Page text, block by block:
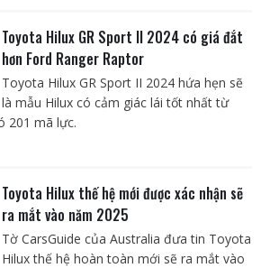
Toyota Hilux GR Sport II 2024 có giá đắt
hơn Ford Ranger Raptor
Toyota Hilux GR Sport II 2024 hứa hẹn sẽ
là mẫu Hilux có cảm giác lái tốt nhất từ
201 mã lực.
Toyota Hilux thế hệ mới được xác nhận sẽ
ra mắt vào năm 2025
Tờ CarsGuide của Australia đưa tin Toyota
Hilux thế hệ hoàn toàn mới sẽ ra mắt vào